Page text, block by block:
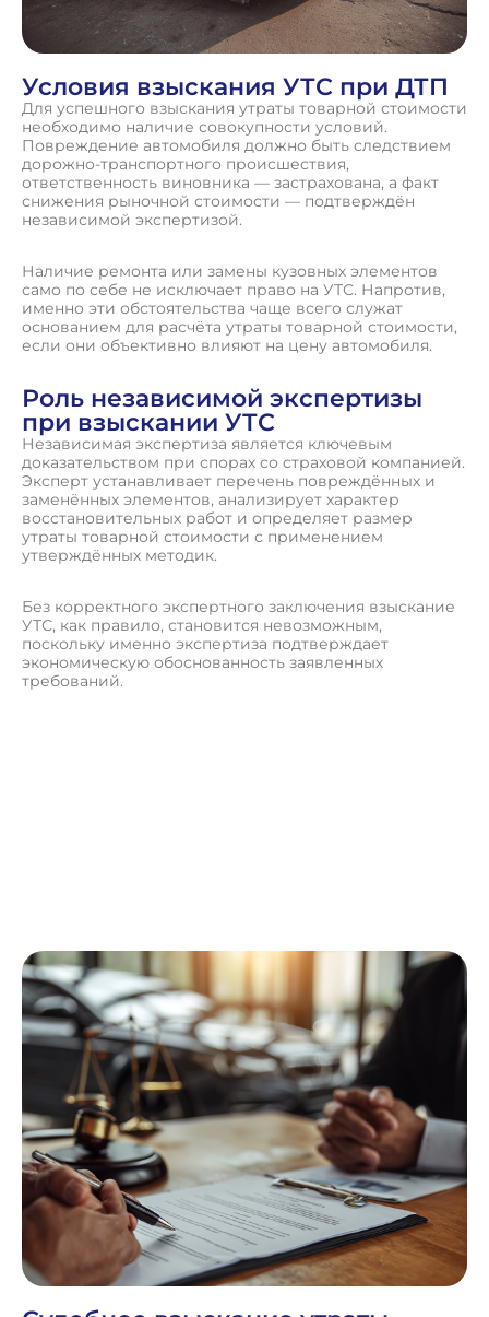
Условия взыскания УТС при ДТП
Для успешного взыскания утраты товарной стоимости
необходимо наличие совокупности условий.
Повреждение автомобиля должно быть следствием
дорожно-транспортного происшествия,
ответственность виновника — застрахована, а факт
снижения рыночной стоимости — подтверждён
независимой экспертизой.
Наличие ремонта или замены кузовных элементов
само по себе не исключает право на УТС. Напротив,
именно эти обстоятельства чаще всего служат
основанием для расчёта утраты товарной стоимости,
если они объективно влияют на цену автомобиля.
Роль независимой экспертизы
при взыскании УТС
Независимая экспертиза является ключевым
доказательством при спорах со страховой компанией.
Эксперт устанавливает перечень повреждённых и
заменённых элементов, анализирует характер
восстановительных работ и определяет размер
утраты товарной стоимости с применением
утверждённых методик.
Без корректного экспертного заключения взыскание
УТС, как правило, становится невозможным,
поскольку именно экспертиза подтверждает
экономическую обоснованность заявленных
требований.